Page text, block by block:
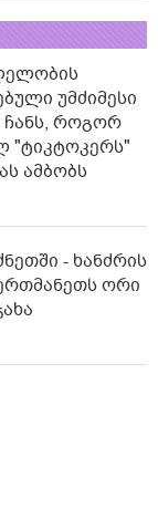
უმძიმესი
ჩანს, როგორ
"ტიკტოკერს"
ამბობს
- ხანძრის
ორი